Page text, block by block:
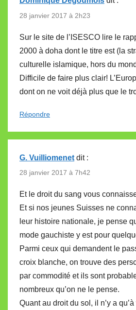
28 janvier 2017 à 2h23
Sur le site de l’ISESCO lire le
2000 à doha dont le titre est (la
culturelle islamique, hors du
Difficile de faire plus clair!
dont on ne voit déjà plus que le
Répondre
G. Vuilliomenet dit :
28 janvier 2017 à 7h42
Et le droit du sang vous
Et si nos jeunes Suisses ne
leur histoire nationale, je pense
mode gauchiste y est pour
Parmi ceux qui demandent le
croix blanche, on trouve des
par commodité et ils sont
nombreux qu’on ne le pense.
Quant au droit du sol, il n’y a